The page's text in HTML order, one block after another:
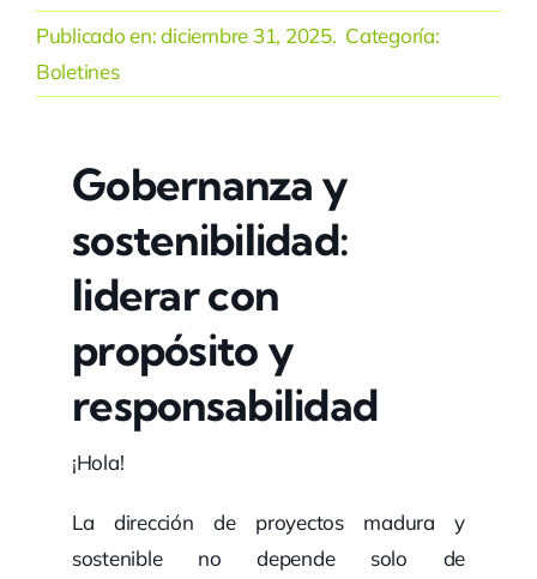
Publicado en:diciembre 31, 2025. Categoría:
Boletines
Gobernanza y
sostenibilidad:
liderar con
propósito y
responsabilidad
¡Hola!
La dirección de proyectos madura y
sostenible no depende solo de